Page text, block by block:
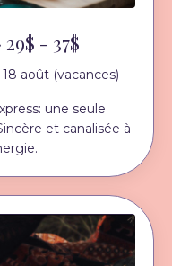
- 37$
août (vacances)
une seule
et canalisée à